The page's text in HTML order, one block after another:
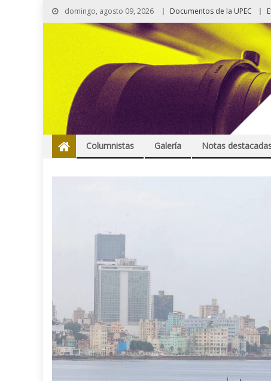
domingo, agosto 09, 2026 Documentos de la UPEC
Columnistas Galería Notas